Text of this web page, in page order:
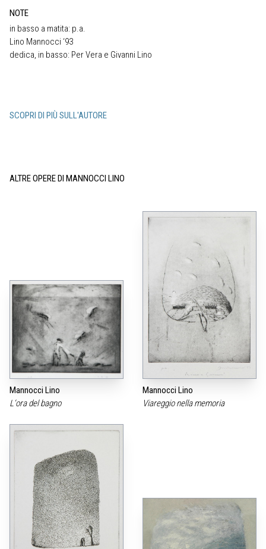
NOTE
in basso a matita: p.a.
Lino Mannocci ‘93
dedica, in basso: Per Vera e Givanni Lino
SCOPRI DI PIÙ SULL'AUTORE
ALTRE OPERE DI MANNOCCI LINO
Mannocci Lino
L‘ora del bagno
Mannocci Lino
Viareggio nella memoria